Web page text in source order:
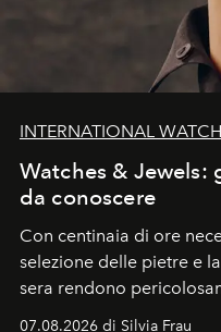
INTERNATIONAL
Watches &
da conoscere
Con centinaia di ore
selezione delle pietre e
sera rendono
07.08.2026 di Silvia Frau